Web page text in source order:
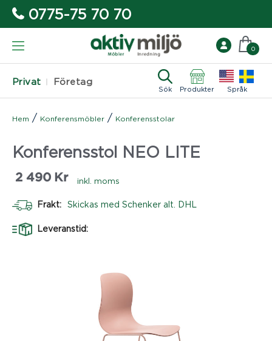
0775-75 70 70
Privat Företag
Sök Produkter Språk
0
Hem / Konferensmöbler / Konferensstolar
Konferensstol NEO LITE
2 490 Kr inkl. moms
Frakt: Skickas med Schenker alt. DHL
Leveranstid: